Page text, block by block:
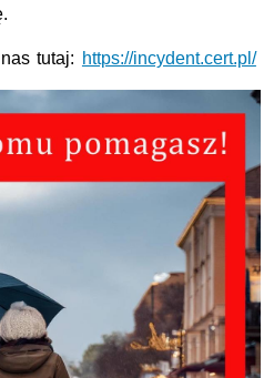
tutaj: https://incydent.cert.pl/